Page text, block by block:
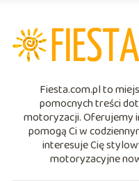
Fiesta.com.pl to
pomocnych treści
motoryzacji. Oferujemy
pomogą Ci w
interesuje Cię
motoryzacyjne